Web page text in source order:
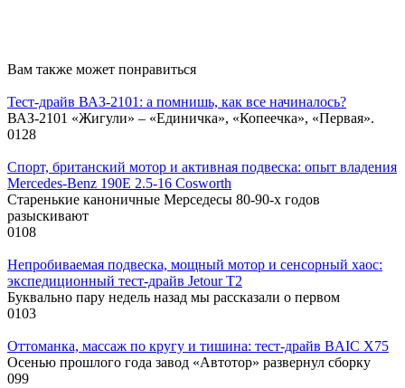
Вам также может понравиться
Тест-драйв ВАЗ-2101: а помнишь, как все начиналось?
ВАЗ-2101 «Жигули» – «Единичка», «Копеечка», «Первая».
0128
Спорт, британский мотор и активная подвеска: опыт владения
Mercedes-Benz 190E 2.5-16 Cosworth
Старенькие каноничные Мерседесы 80-90-х годов
разыскивают
0108
Непробиваемая подвеска, мощный мотор и сенсорный хаос:
экспедиционный тест-драйв Jetour T2
Буквально пару недель назад мы рассказали о первом
0103
Оттоманка, массаж по кругу и тишина: тест-драйв BAIC X75
Осенью прошлого года завод «Автотор» развернул сборку
099